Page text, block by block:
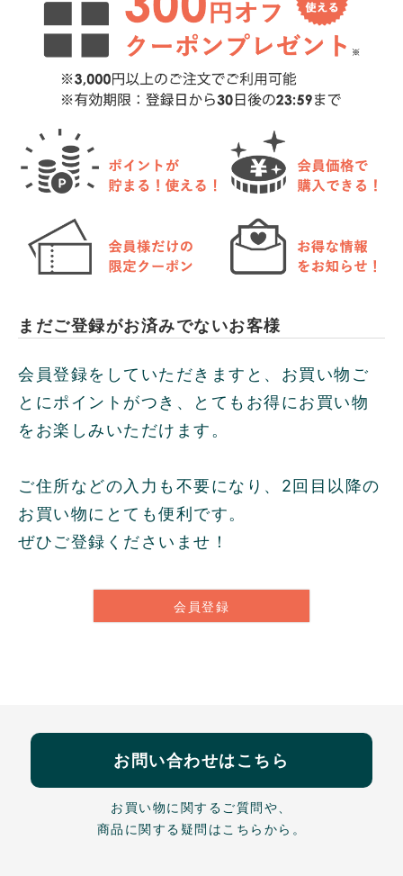
まだご登録がお済みでないお客様
会員登録をしていただきますと、お買い物ご
とにポイントがつき、とてもお得にお買い物
をお楽しみいただけます。
ご住所などの入力も不要になり、2回目以降の
お買い物にとても便利です。
ぜひご登録くださいませ！
会員登録
お問い合わせはこちら
お買い物に関するご質問や、
商品に関する疑問はこちらから。